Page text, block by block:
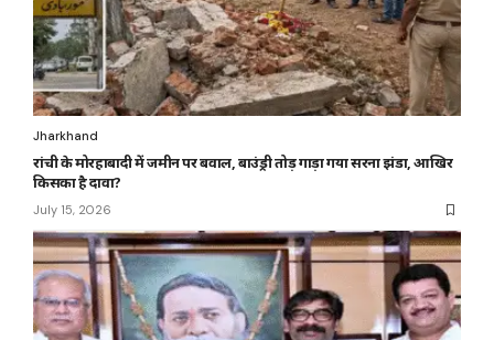
Jharkhand
रांची के मोरहाबादी में जमीन पर बवाल, बाउंड्री तोड़ गाड़ा गया सरना झंडा, आखिर
किसका है दावा?
July 15, 2026